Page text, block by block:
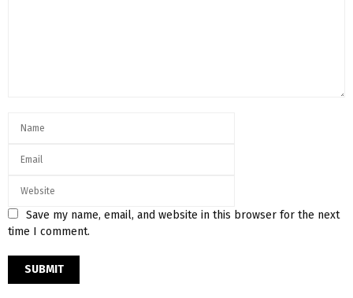
Save my name, email, and website in this browser for the next
time I comment.